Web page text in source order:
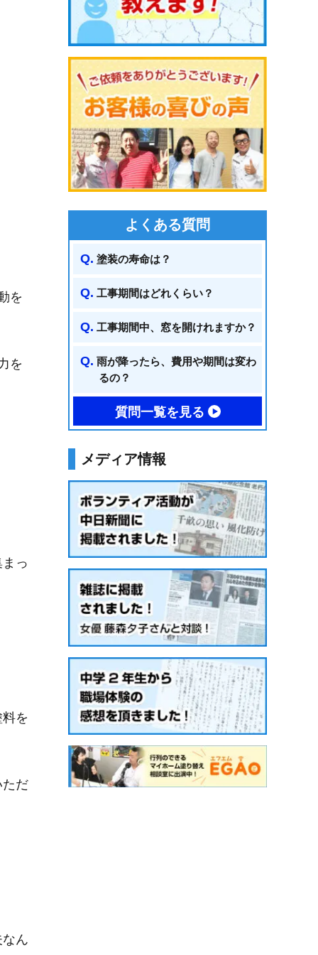
を
を
っ
を
ただ
ん
よくある質問
塗装の寿命は？
工事期間はどれくらい？
工事期間中、窓を開けれますか？
雨が降ったら、費用や期間は変わ
るの？
質問一覧を見る
メディア情報